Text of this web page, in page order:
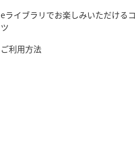
eライブラリでお楽しみいただける
ツ
ご利用方法